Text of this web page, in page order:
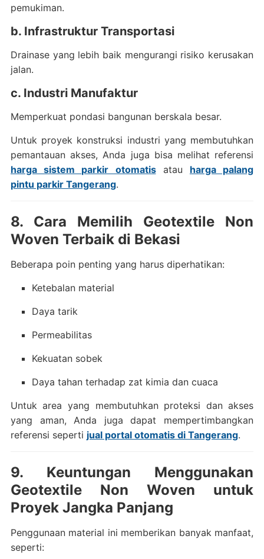
pemukiman.
b. Infrastruktur Transportasi
Drainase yang lebih baik mengurangi risiko kerusakan
jalan.
c. Industri Manufaktur
Memperkuat pondasi bangunan berskala besar.
Untuk proyek konstruksi industri yang membutuhkan
pemantauan akses, Anda juga bisa melihat referensi
harga sistem parkir otomatisatau harga palang
pintu parkir Tangerang.
8. Cara Memilih Geotextile Non
Woven Terbaik di Bekasi
Beberapa poin penting yang harus diperhatikan:
Ketebalan material
Daya tarik
Permeabilitas
Kekuatan sobek
Daya tahan terhadap zat kimia dan cuaca
Untuk area yang membutuhkan proteksi dan akses
yang aman, Anda juga dapat mempertimbangkan
referensi seperti jual portal otomatis di Tangerang.
9. Keuntungan Menggunakan
Geotextile Non Woven untuk
Proyek Jangka Panjang
Penggunaan material ini memberikan banyak manfaat,
seperti: